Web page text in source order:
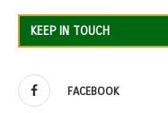
KEEP IN TOUCH
FACEBOOK